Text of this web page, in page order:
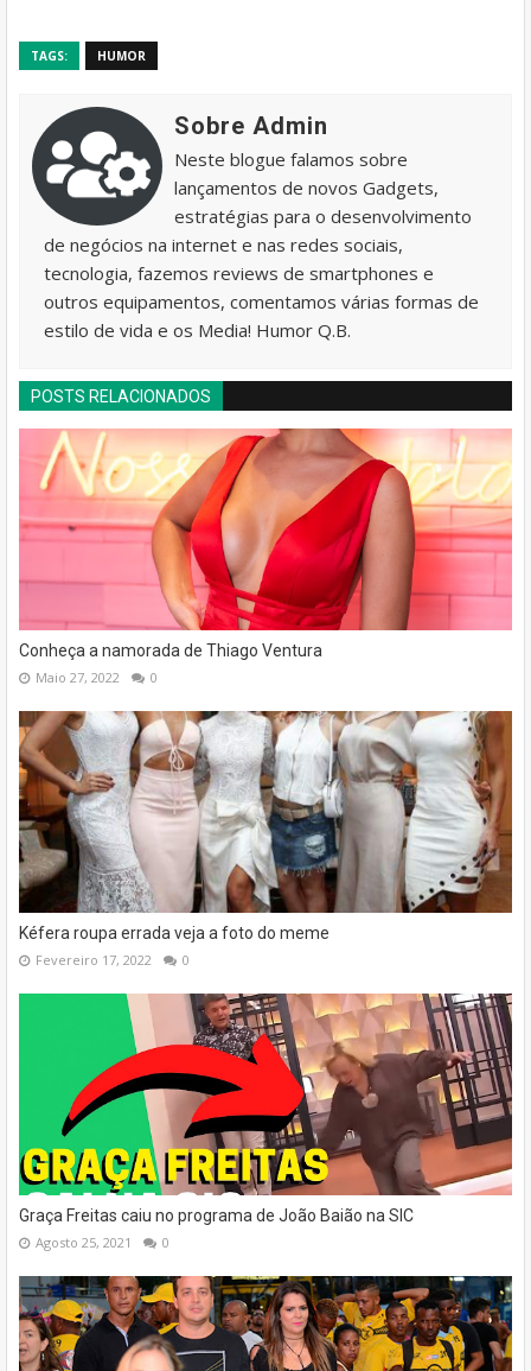
TAGS: HUMOR
Sobre Admin
Neste blogue falamos sobre
lançamentos de novos Gadgets,
estratégias para o desenvolvimento
de negócios na internet e nas redes sociais,
tecnologia, fazemos reviews de smartphones e
outros equipamentos, comentamos várias formas de
estilo de vida e os Media! Humor Q.B.
POSTS RELACIONADOS
Conheça a namorada de Thiago Ventura
Maio 27, 2022 0
Kéfera roupa errada veja a foto do meme
Fevereiro 17, 2022 0
Graça Freitas caiu no programa de João Baião na SIC
Agosto 25, 2021 0